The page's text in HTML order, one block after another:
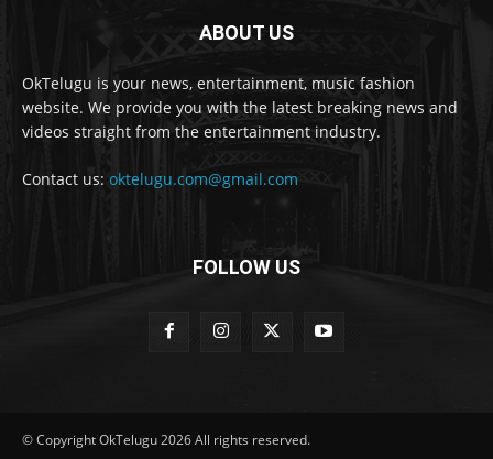
ABOUT US
OkTelugu is your news, entertainment, music fashion
website. We provide you with the latest breaking news and
videos straight from the entertainment industry.
Contact us: oktelugu.com@gmail.com
FOLLOW US
© Copyright OkTelugu 2026 All rights reserved.